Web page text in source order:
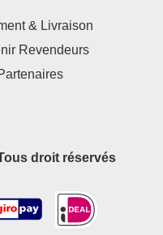
& Livraison
Revendeurs
droit réservés